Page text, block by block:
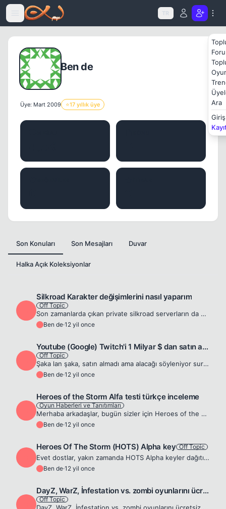
Icerige atla
TR
Ara
Giriş
Ben de
Üye: Mart 2009 ⭐17 yıllık üye
Son Konuları Son Mesajları Duvar
Halka Açık Koleksiyonlar
Silkroad Karakter değişimlerini nasıl yaparım
Off Topic
Son zamanlarda çıkan private silkroad serverların da oyun içerisinde bir çok şeyi değiştirebiliyorsunuz, ancak bu değişiyor mu (ki dosyaları var ise değişir gibi geliyor, diğer her şey gibi) bilmiyoru...
Ben de·12 yil once
Youtube (Google) Twitch'i 1 Milyar $ dan satın aldı!
Off Topic
Şaka lan şaka, satın almadı ama alacağı söyleniyor surprised1
Ben de·12 yil once
Heroes of the Storm Alfa testi türkçe inceleme
Oyun Haberleri ve Tanıtımları
Merhaba arkadaşlar, bugün sizler için Heroes of the Storm'un alfasını ele aldık. Başlamadan önce kısa bir hatırlatma yapalım, alfa sürümündeki çalışmalar tüm hızıyla devam ediyor bu demektir ki izley...
Ben de·12 yil once
Heroes Of The Storm (HOTS) Alpha key Off Topic
Evet dostlar, yakın zamanda HOTS Alpha keyler dağıtıldı. Aranızda bu keylere sahip olan arkadaşlar ya da tanıdığı olan var mı? Var ise şöyle bir yamacıma gelsinler 😁 cool2:
Ben de·12 yil once
DayZ, WarZ, İnfestation vs. zombi oyunlarını ücretsiz oynama
Off Topic